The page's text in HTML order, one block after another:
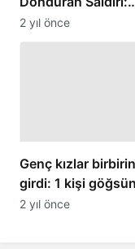
Restoran Sahibi
Bıçaklandı
2 yıl önce
Genç kızlar
girdi: 1 kişi
bıçaklandı
2 yıl önce